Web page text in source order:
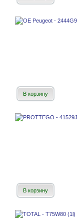
В корзину
В корзину